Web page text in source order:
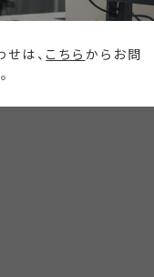
は、 こちら からお問